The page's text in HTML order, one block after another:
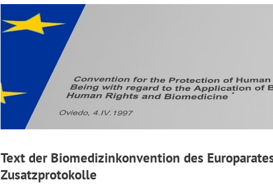
Text der Biomedizinkonvention des
Zusatzprotokolle